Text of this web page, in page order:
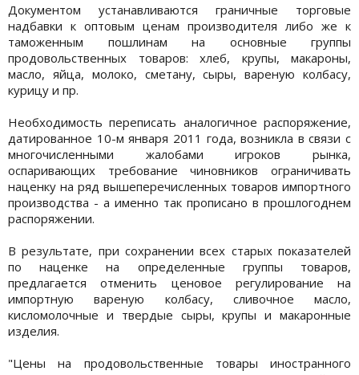
Документом устанавливаются граничные торговые
надбавки к оптовым ценам производителя либо же к
таможенным пошлинам на основные группы
продовольственных товаров: хлеб, крупы, макароны,
масло, яйца, молоко, сметану, сыры, вареную колбасу,
курицу и пр.
Необходимость переписать аналогичное распоряжение,
датированное 10-м января 2011 года, возникла в связи с
многочисленными жалобами игроков рынка,
оспаривающих требование чиновников ограничивать
наценку на ряд вышеперечисленных товаров импортного
производства - а именно так прописано в прошлогоднем
распоряжении.
В результате, при сохранении всех старых показателей
по наценке на определенные группы товаров,
предлагается отменить ценовое регулирование на
импортную вареную колбасу, сливочное масло,
кисломолочные и твердые сыры, крупы и макаронные
изделия.
"Цены на продовольственные товары иностранного